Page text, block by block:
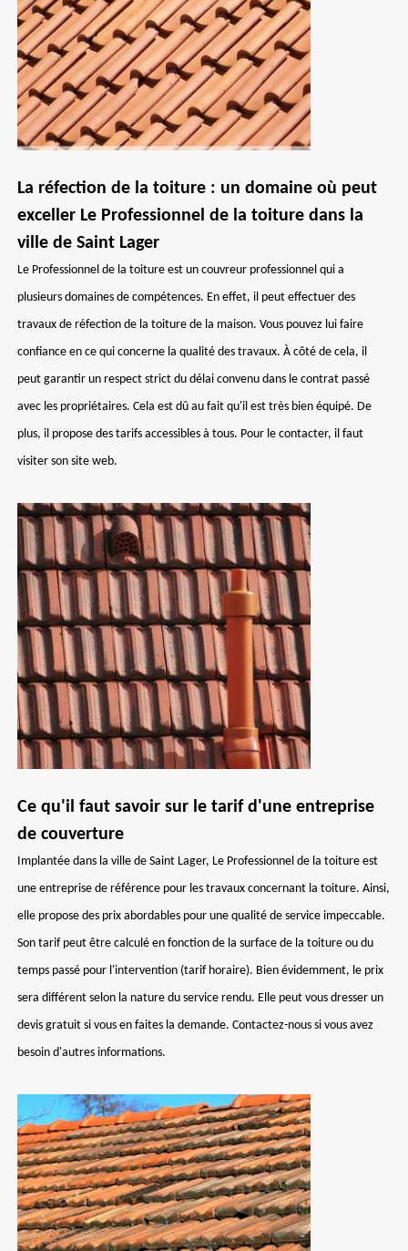
La réfection de la toiture : un domaine où peut
exceller Le Professionnel de la toiture dans la
ville de Saint Lager
Le Professionnel de la toiture est un couvreur professionnel qui a
plusieurs domaines de compétences. En effet, il peut effectuer des
travaux de réfection de la toiture de la maison. Vous pouvez lui faire
confiance en ce qui concerne la qualité des travaux. À côté de cela, il
peut garantir un respect strict du délai convenu dans le contrat passé
avec les propriétaires. Cela est dû au fait qu'il est très bien équipé. De
plus, il propose des tarifs accessibles à tous. Pour le contacter, il faut
visiter son site web.
Ce qu'il faut savoir sur le tarif d'une entreprise
de couverture
Implantée dans la ville de Saint Lager, Le Professionnel de la toiture est
une entreprise de référence pour les travaux concernant la toiture. Ainsi,
elle propose des prix abordables pour une qualité de service impeccable.
Son tarif peut être calculé en fonction de la surface de la toiture ou du
temps passé pour l'intervention (tarif horaire). Bien évidemment, le prix
sera différent selon la nature du service rendu. Elle peut vous dresser un
devis gratuit si vous en faites la demande. Contactez-nous si vous avez
besoin d'autres informations.